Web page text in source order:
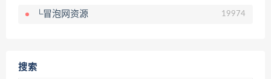
└冒泡网资源 19974
搜索